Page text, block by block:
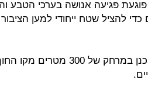
פגיעה אנושה בערכי הטבע
להציל שטח ייחודי למען הציבור
לפי אלון, יש למנוע את סלילת הכביש המתוכנן במרחק של 300 מטרים